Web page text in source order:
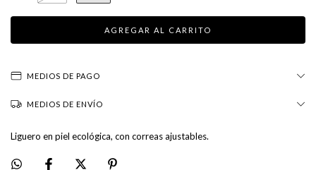
MEDIOS DE PAGO
MEDIOS DE ENVÍO
Liguero en piel ecológica, con correas ajustables.